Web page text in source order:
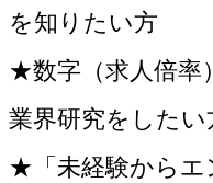
を知りたい方
★数字（求人倍率
業界研究をしたい
★「未経験からエ